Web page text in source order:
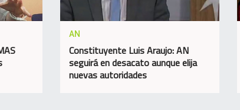
AN
Constituyente Luis Araujo: AN
seguirá en desacato aunque elija
nuevas autoridades